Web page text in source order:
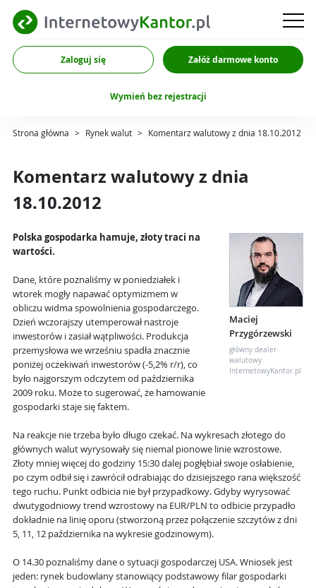
Zaloguj się Załóż darmowe konto
Wymień bez rejestracji
Strona główna > Rynek walut > Komentarz walutowy z dnia 18.10.2012
Komentarz walutowy z dnia
18.10.2012
Maciej
Przygórzewski
główny dealer
walutowy
InternetowyKantor.pl
Polska gospodarka hamuje, złoty traci na
wartości.
Dane, które poznaliśmy w poniedziałek i
wtorek mogły napawać optymizmem w
obliczu widma spowolnienia gospodarczego.
Dzień wczorajszy utemperował nastroje
inwestorów i zasiał wątpliwości. Produkcja
przemysłowa we wrześniu spadła znacznie
poniżej oczekiwań inwestorów (-5,2% r/r), co
było najgorszym odczytem od października
2009 roku. Może to sugerować, że hamowanie
gospodarki staje się faktem.
Na reakcje nie trzeba było długo czekać. Na wykresach złotego do
głównych walut wyrysowały się niemal pionowe linie wzrostowe.
Złoty mniej więcej do godziny 15:30 dalej pogłębiał swoje osłabienie,
po czym odbił się i zawrócił odrabiając do dzisiejszego rana większość
tego ruchu. Punkt odbicia nie był przypadkowy. Gdyby wyrysować
dwutygodniowy trend wzrostowy na EUR/PLN to odbicie przypadło
dokładnie na linię oporu (stworzoną przez połączenie szczytów z dni
5, 11, 12 października na wykresie godzinowym).
O 14.30 poznaliśmy dane o sytuacji gospodarczej USA. Wniosek jest
jeden: rynek budowlany stanowiący podstawowy filar gospodarki